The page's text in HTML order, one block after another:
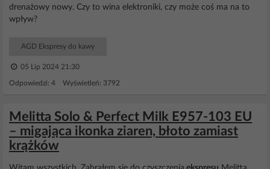
drenażowy nowy. Czy to wina elektroniki, czy może coś ma na to
wpływ?
AGD Ekspresy do kawy
05 Lip 2024 21:30
Odpowiedzi: 4 Wyświetleń: 3792
Melitta Solo & Perfect Milk E957-103 EU
– migająca ikonka ziaren, błoto zamiast
krążków